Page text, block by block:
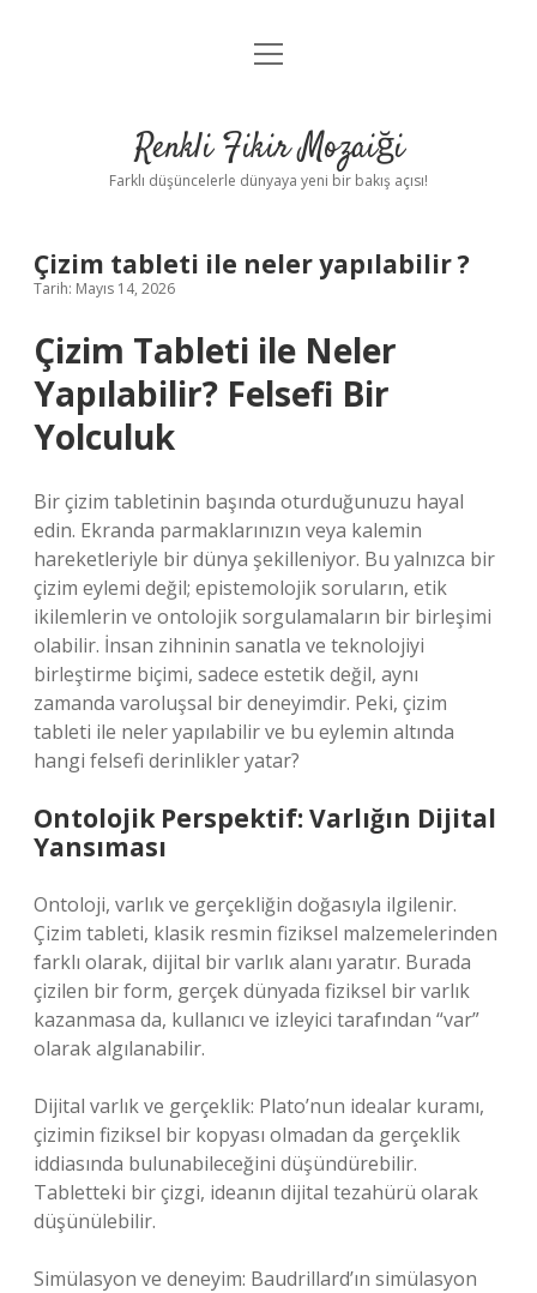
Anasayfa
Yasal Uyarı
Hakkımızda
menüyü
Renkli Fikir Mozaiği
Farklı düşüncelerle dünyaya yeni bir bakış açısı!
Çizim tableti ile neler yapılabilir ?
Tarih: Mayıs 14, 2026
Çizim Tableti ile Neler
Yapılabilir? Felsefi Bir
Yolculuk
Bir çizim tabletinin başında oturduğunuzu hayal
edin. Ekranda parmaklarınızın veya kalemin
hareketleriyle bir dünya şekilleniyor. Bu yalnızca bir
çizim eylemi değil; epistemolojik soruların, etik
ikilemlerin ve ontolojik sorgulamaların bir birleşimi
olabilir. İnsan zihninin sanatla ve teknolojiyi
birleştirme biçimi, sadece estetik değil, aynı
zamanda varoluşsal bir deneyimdir. Peki, çizim
tableti ile neler yapılabilir ve bu eylemin altında
hangi felsefi derinlikler yatar?
Ontolojik Perspektif: Varlığın Dijital
Yansıması
Ontoloji, varlık ve gerçekliğin doğasıyla ilgilenir.
Çizim tableti, klasik resmin fiziksel malzemelerinden
farklı olarak, dijital bir varlık alanı yaratır. Burada
çizilen bir form, gerçek dünyada fiziksel bir varlık
kazanmasa da, kullanıcı ve izleyici tarafından “var”
olarak algılanabilir.
Dijital varlık ve gerçeklik: Plato’nun idealar kuramı,
çizimin fiziksel bir kopyası olmadan da gerçeklik
iddiasında bulunabileceğini düşündürebilir.
Tabletteki bir çizgi, ideanın dijital tezahürü olarak
düşünülebilir.
Simülasyon ve deneyim: Baudrillard’ın simülasyon